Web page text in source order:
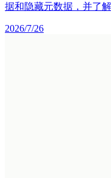
据和隐藏元数据，并了
2026/7/26